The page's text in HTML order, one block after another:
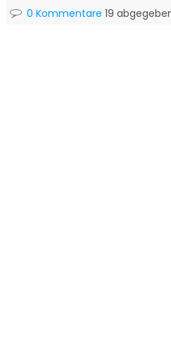
0 Kommentare 19